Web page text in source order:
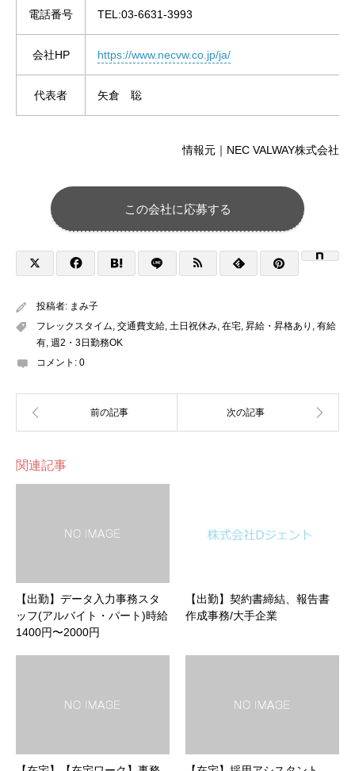
電話番号 TEL:03-6631-3993
会社HP https://www.necvw.co.jp/ja/
代表者 矢倉 聡
情報元｜NEC VALWAY株式会社
この会社に応募する
投稿者: まみ子
フレックスタイム, 交通費支給, 土日祝休み, 在宅, 昇給・昇格あり , 有給
有, 週2・3日勤務OK
コメント: 0
関連記事
【出勤】データ入力事務スタ
ッフ(アルバイト・パート)時給
1400円〜2000円
【出勤】契約書締結、報告書
作成事務/大手企業